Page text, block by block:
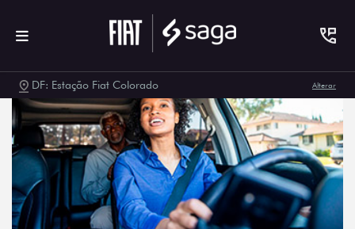
DF: Estação Fiat Colorado Alterar